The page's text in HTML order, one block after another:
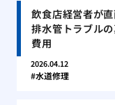
飲食店経営者が
排水管トラブル
費用
2026.04.12
水道修理